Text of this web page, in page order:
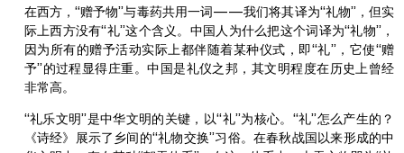
在西方，“赠予物”与毒药共用一词——我们将其译为“礼物”，但实
际上西方没有“礼”这个含义。中国人为什么把这个词译为“礼物”，
因为所有的赠予活动实际上都伴随着某种仪式，即“礼”，它使“赠
予”的过程显得庄重。中国是礼仪之邦，其文明程度在历史上曾经
非常高。
“礼乐文明”是中华文明的关键，以“礼”为核心。“礼”怎么产生的？
《诗经》展示了乡间的“礼物交换”习俗。在春秋战国以来形成的中